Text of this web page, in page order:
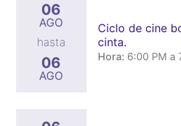
06
AGO
hasta
06
AGO
Ciclo de cine
cinta.
Hora: 6:00 PM a